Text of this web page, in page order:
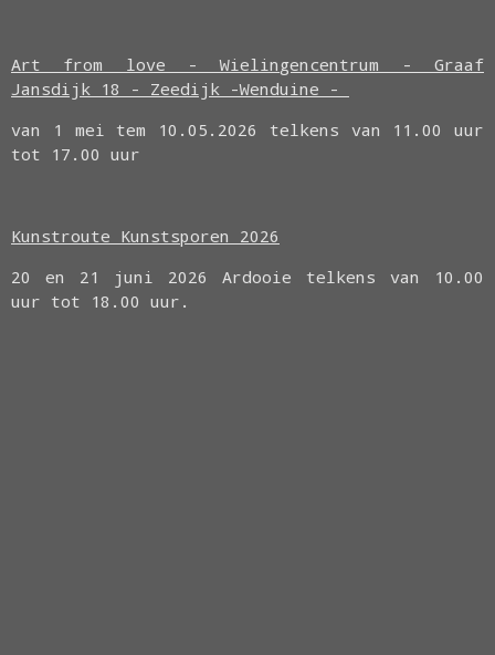
Art from love - Wielingencentrum - Graaf
Jansdijk 18 - Zeedijk -Wenduine -
van 1 mei tem 10.05.2026 telkens van 11.00 uur
tot 17.00 uur
Kunstroute Kunstsporen 2026
20 en 21 juni 2026 Ardooie telkens van 10.00
uur tot 18.00 uur.